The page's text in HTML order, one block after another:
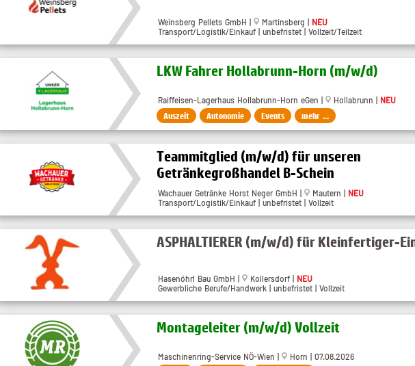
Weinsberg Pellets GmbH | Martinsberg | NEU
Transport/Logistik/Einkauf | unbefristet | Vollzeit/Teilzeit
LKW Fahrer Hollabrunn-Horn (m/w/d)
Raiffeisen-Lagerhaus Hollabrunn-Horn eGen | Hollabrunn | NEU
Auszeit Autonomie Events mehr ...
Teammitglied (m/w/d) für unseren
Getränkegroßhandel B-Schein
Wachauer Getränke Horst Neger GmbH | Mautern | NEU
Transport/Logistik/Einkauf | unbefristet | Vollzeit
ASPHALTIERER (m/w/d) für Kleinfertiger-
Hasenöhrl Bau GmbH | Kollersdorf | NEU
Gewerbliche Berufe/Handwerk | unbefristet | Vollzeit
Montageleiter (m​/w​/d) Vollzeit
Maschinenring-Service NÖ-Wien | Horn | 07.08.2026